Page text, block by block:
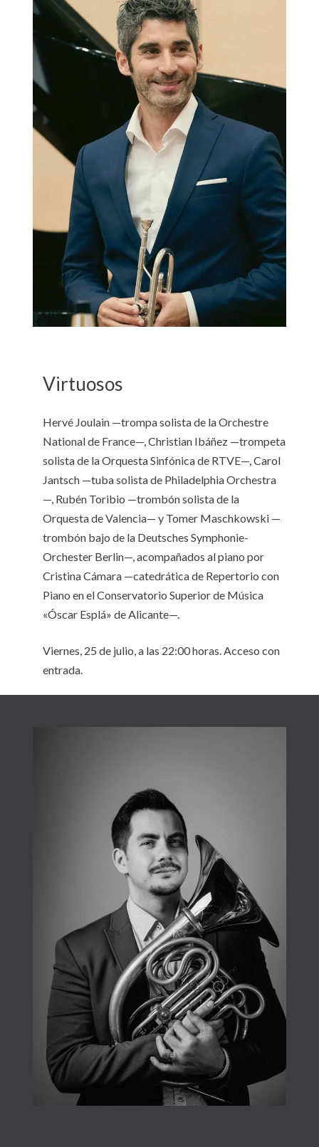
Virtuosos
Hervé Joulain —trompa solista de la Orchestre
National de France—, Christian Ibáñez —trompeta
solista de la Orquesta Sinfónica de RTVE—, Carol
Jantsch —tuba solista de Philadelphia Orchestra
—, Rubén Toribio —trombón solista de la
Orquesta de Valencia— y Tomer Maschkowski —
trombón bajo de la Deutsches Symphonie-
Orchester Berlin—, acompañados al piano por
Cristina Cámara —catedrática de Repertorio con
Piano en el Conservatorio Superior de Música
«Óscar Esplá» de Alicante—.
Viernes, 25 de julio, a las 22:00 horas. Acceso con
entrada.